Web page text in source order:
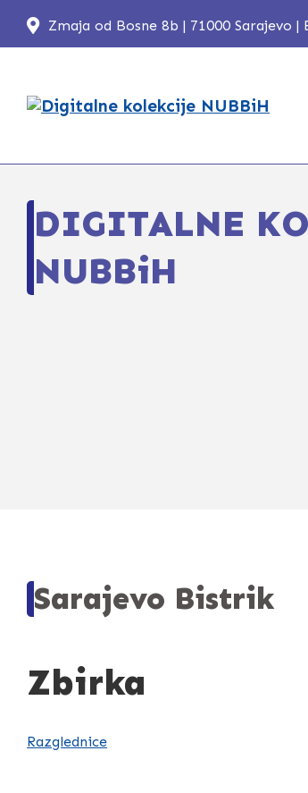
Zmaja od Bosne 8b | 71000 Sarajevo |
DIGITALNE
NUBBiH
Sarajevo Bistrik
Zbirka
Razglednice